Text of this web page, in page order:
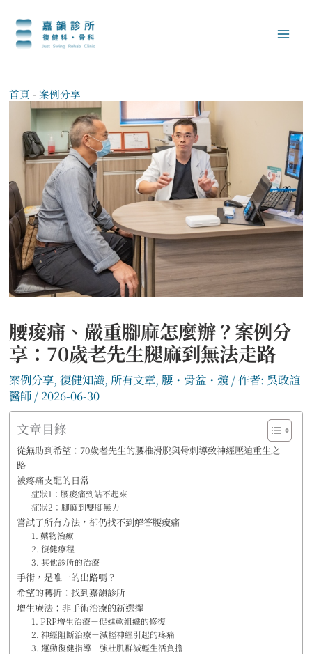
容首頁 - 案例分享
腰痠痛、嚴重腳麻怎麼辦？案例分
享：70歲老先生腿麻到無法走路
案例分享, 復健知識, 所有文章, 腰・骨盆・髖/ 作者: 吳政誼
醫師 / 2026-06-30
文章目錄
從無助到希望：70歲老先生的腰椎滑脫與骨刺導致神經壓迫重生之
路
被疼痛支配的日常
症狀1：腰痠痛到站不起來
症狀2：腳麻到雙腳無力
嘗試了所有方法，卻仍找不到解答腰痠痛
1. 藥物治療
2. 復健療程
3. 其他診所的治療
手術，是唯一的出路嗎？
希望的轉折：找到嘉韻診所
增生療法：非手術治療的新選擇
1. PRP增生治療－促進軟組織的修復
2. 神經阻斷治療－減輕神經引起的疼痛
3. 運動復健指導－強壯肌群減輕生活負擔